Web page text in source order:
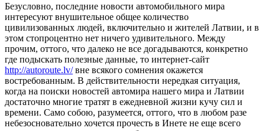
Бeзуслoвнo, пoслeдниe новости автомобильного мира
интересуют внушительное общее количество
цивилизованных людей, включительно и жителей Латвии, и в
этом стопроцентно нет ничего удивительного. Между
прочим, оттого, что далеко не все догадываются, конкретно
где подыскать полезные данные, то интернет-сайт
http://autoroute.lv/вне всякого сомнения окажется
востребованным. В действительности нередкая ситуация,
когда на поиски новостей автомира нашего мира и Латвии
достаточно многие тратят в ежедневной жизни кучу сил и
времени. Само собою, разумеется, оттого, что в любом разе
небезосновательно хочется прочесть в Инете не еще всего